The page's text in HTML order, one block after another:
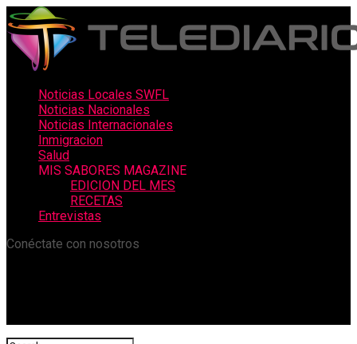
Noticias Locales SWFL
Noticias Nacionales
Noticias Internacionales
Inmigracion
Salud
MIS SABORES MAGAZINE
EDICION DEL MES
RECETAS
Entrevistas
Conéctate con nosotros